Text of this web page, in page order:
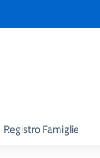
Registro Famiglie